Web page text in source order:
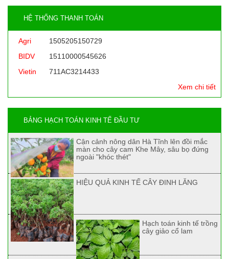
HỆ THỐNG THANH TOÁN
Agri
1505205150729
BIDV
15110000545626
Vietin
711AC3214433
Xem chi tiết
BẢNG HẠCH TOÁN KINH TẾ ĐẦU TƯ
Cận cảnh nông dân Hà Tĩnh lên đồi mắc
màn cho cây cam Khe Mây, sâu bọ đứng
ngoài "khóc thét"
HIỆU QUẢ KINH TẾ CÂY ĐINH LĂNG
Hạch toán kinh tế trồng
cây giảo cổ lam